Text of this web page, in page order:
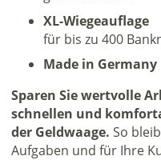
XL-Wiegeauflage
für bis zu 400
Made in Germany
Sparen Sie wertvolle
schnellen und
der Geldwaage. So
Aufgaben und für Ihre